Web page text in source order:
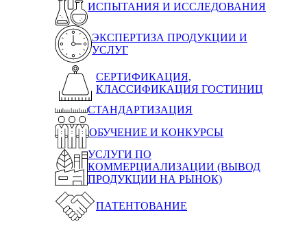
ИСПЫТАНИЯ И ИССЛЕДОВАНИЯ
ЭКСПЕРТИЗА ПРОДУКЦИИ И
УСЛУГ
СЕРТИФИКАЦИЯ,
КЛАССИФИКАЦИЯ ГОСТИНИЦ
СТАНДАРТИЗАЦИЯ
ОБУЧЕНИЕ И КОНКУРСЫ
УСЛУГИ ПО
КОММЕРЦИАЛИЗАЦИИ (ВЫВОД
ПРОДУКЦИИ НА РЫНОК)
ПАТЕНТОВАНИЕ